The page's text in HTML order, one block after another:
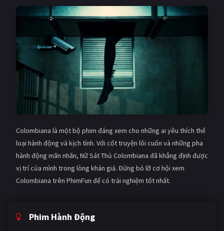
Colombiana là một bộ phim đáng xem cho những ai yêu thích thể
loại hành động và kịch tính. Với cốt truyện lôi cuốn và những pha
hành động mãn nhãn, Nữ Sát Thủ Colombiana đã khẳng định được
vị trí của mình trong lòng khán giả. Đừng bỏ lỡ cơ hội xem
Colombiana trên PhimFun để có trải nghiệm tốt nhất.
Phim Hành Động